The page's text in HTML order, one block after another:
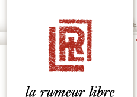
PRIX ROGER DEXTRE